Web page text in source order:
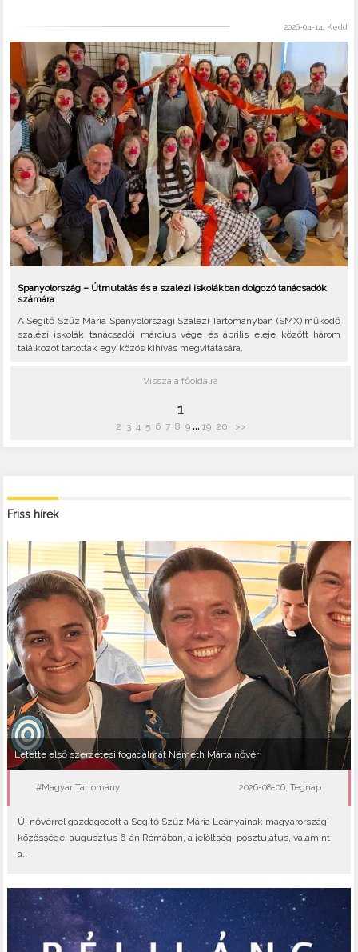
2026-04-14, Kedd
Spanyolország – Útmutatás és a szalézi iskolákban dolgozó tanácsadók
számára
A Segítő Szűz Mária Spanyolországi Szalézi Tartományban (SMX) működő
szalézi iskolák tanácsadói március vége és április eleje között három
találkozót tartottak egy közös kihívás megvitatására.
Vissza a főoldalra
1
2 3 4 5 6 7 8 9 ... 19 20 >>
Friss hírek
Letette első szerzetesi fogadalmát Németh Márta nővér
#Magyar Tartomány 2026-08-06, Tegnap
Új nővérrel gazdagodott a Segítő Szűz Mária Leányainak magyarországi
közössége: augusztus 6-án Rómában, a jelöltség, posztulátus, valamint
a..